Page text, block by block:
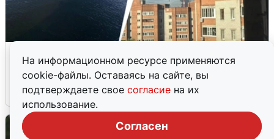
На информационном ресурсе применяются
cookie-файлы. Оставаясь на сайте, вы
подтверждаете свое согласие на их
использование.
Согласен
попадания и последствия
6 августа 0